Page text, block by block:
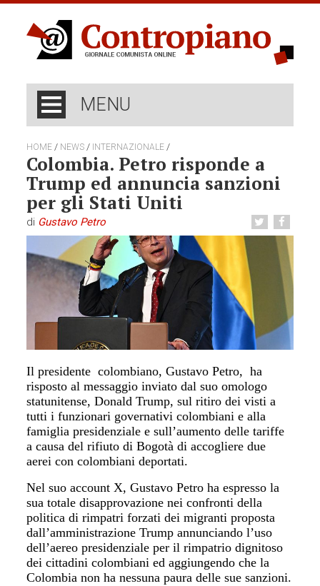
MENU
HOME / NEWS / INTERNAZIONALE /
Colombia. Petro risponde a
Trump ed annuncia sanzioni
per gli Stati Uniti
di Gustavo Petro
Il presidente colombiano, Gustavo Petro, ha
risposto al messaggio inviato dal suo omologo
statunitense, Donald Trump, sul ritiro dei visti a
tutti i funzionari governativi colombiani e alla
famiglia presidenziale e sull’aumento delle tariffe
a causa del rifiuto di Bogotà di accogliere due
aerei con colombiani deportati.
Nel suo account X, Gustavo Petro ha espresso la
sua totale disapprovazione nei confronti della
politica di rimpatri forzati dei migranti proposta
dall’amministrazione Trump annunciando l’uso
dell’aereo presidenziale per il rimpatrio dignitoso
dei cittadini colombiani ed aggiungendo che la
Colombia non ha nessuna paura delle sue sanzioni.